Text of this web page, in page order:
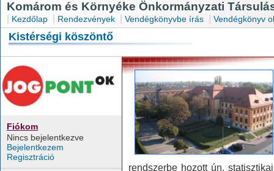
Komárom és Környéke Önkormányzati
Kezdőlap Rendezvények Vendégkönyvbe írás Vendégkönyv
Kistérségi köszöntő
Fiókom
Nincs bejelentkezve
Bejelentkezem
Regisztráció
rendszerbe hozott ún.